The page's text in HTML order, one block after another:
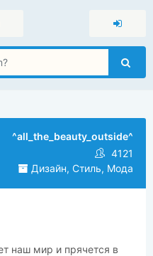
^all_the_beauty_outside^
4121
Дизайн, Стиль, Мода
наш мир и прячется в